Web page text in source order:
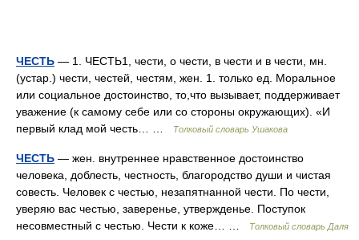
ЧЕСТЬ — 1. ЧЕСТЬ1, чести, о чести, в чести и в чести, мн.
(устар.) чести, честей, честям, жен. 1. только ед. Моральное
или социальное достоинство, то,что вызывает, поддерживает
уважение (к самому себе или со стороны окружающих). «И
первый клад мой честь… …
Толковый словарь Ушакова
ЧЕСТЬ — жен. внутреннее нравственное достоинство
человека, доблесть, честность, благородство души и чистая
совесть. Человек с честью, незапятнанной чести. По чести,
уверяю вас честью, заверенье, утвержденье. Поступок
несовместный с честью. Чести к коже… …
Толковый словарь Даля